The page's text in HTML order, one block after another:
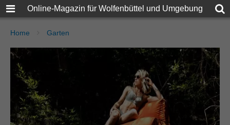
Online-Magazin für Wolfenbüttel und Umgebung
Home Garten